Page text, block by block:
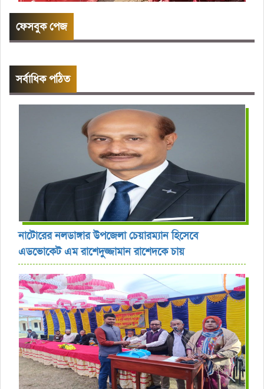
ফেসবুক পেজ
সর্বাধিক পঠিত
নাটোরের নলডাঙ্গার উপজেলা চেয়ারম্যান হিসেবে
এডভোকেট এম রাশেদুজ্জামান রাশেদকে চায়